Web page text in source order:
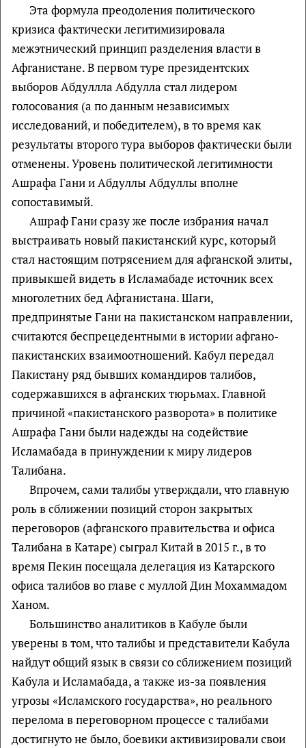
Эта формула преодоления политического
кризиса фактически легитимизировала
межэтнический принцип разделения власти в
Афганистане. В первом туре президентских
выборов Абдуллла Абдулла стал лидером
голосования (а по данным независимых
исследований, и победителем), в то время как
результаты второго тура выборов фактически были
отменены. Уровень политической легитимности
Ашрафа Гани и Абдуллы Абдуллы вполне
сопоставимый.
Ашраф Гани сразу же после избрания начал
выстраивать новый пакистанский курс, который
стал настоящим потрясением для афганской элиты,
привыкшей видеть в Исламабаде источник всех
многолетних бед Афганистана. Шаги,
предпринятые Гани на пакистанском направлении,
считаются беспрецедентными в истории афгано-
пакистанских взаимоотношений. Кабул передал
Пакистану ряд бывших командиров талибов,
содержавшихся в афганских тюрьмах. Главной
причиной «пакистанского разворота» в политике
Ашрафа Гани были надежды на содействие
Исламабада в принуждении к миру лидеров
Талибана.
Впрочем, сами талибы утверждали, что главную
роль в сближении позиций сторон закрытых
переговоров (афганского правительства и офиса
Талибана в Катаре) сыграл Китай в 2015 г., в то
время Пекин посещала делегация из Катарского
офиса талибов во главе с муллой Дин Мохаммадом
Ханом.
Большинство аналитиков в Кабуле были
уверены в том, что талибы и представители Кабула
найдут общий язык в связи со сближением позиций
Кабула и Исламабада, а также из-за появления
угрозы «Исламского государства», но реального
перелома в переговорном процессе с талибами
достигнуто не было, боевики активизировали свои